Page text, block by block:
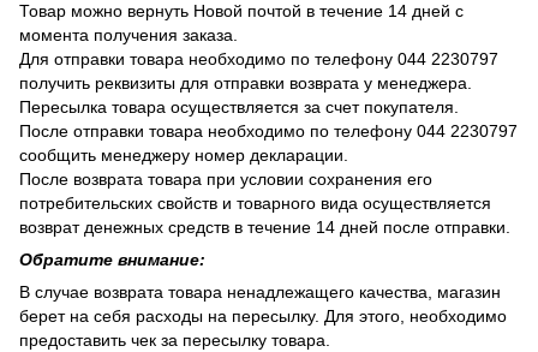
Товар можно вернуть Новой почтой в течение 14 дней с
момента получения заказа.
Для отправки товара необходимо по телефону 044 2230797
получить реквизиты для отправки возврата у менеджера.
Пересылка товара осуществляется за счет покупателя.
После отправки товара необходимо по телефону 044 2230797
сообщить менеджеру номер декларации.
После возврата товара при условии сохранения его
потребительских свойств и товарного вида осуществляется
возврат денежных средств в течение 14 дней после отправки.
Обратите внимание:
В случае возврата товара ненадлежащего качества, магазин
берет на себя расходы на пересылку. Для этого, необходимо
предоставить чек за пересылку товара.